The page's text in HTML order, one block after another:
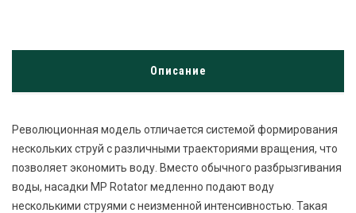
Описание
Революционная модель отличается системой формирования
нескольких струй с различными траекториями вращения, что
позволяет экономить воду. Вместо обычного разбрызгивания
воды, насадки MP Rotator медленно подают воду
несколькими струями с неизменной интенсивностью. Такая